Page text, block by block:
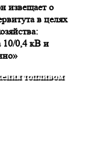
извещает о
в целях
0,4 кВ и
топливом